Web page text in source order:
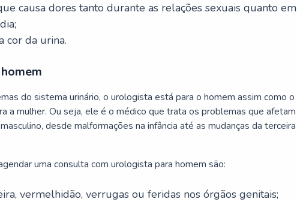
causa dores tanto durante as relações sexuais quanto em
cor da urina.
do sistema urinário, o urologista está para o homem assim como o
a mulher. Ou seja, ele é o médico que trata os problemas que afetam
desde malformações na infância até as mudanças da terceira
uma consulta com urologista para homem são:
vermelhidão, verrugas ou feridas nos órgãos genitais;